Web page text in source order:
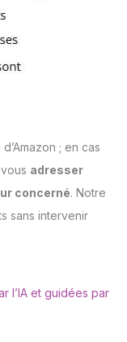
; en cas
adresser
concerné. Notre
sans intervenir
l’IA et guidées par